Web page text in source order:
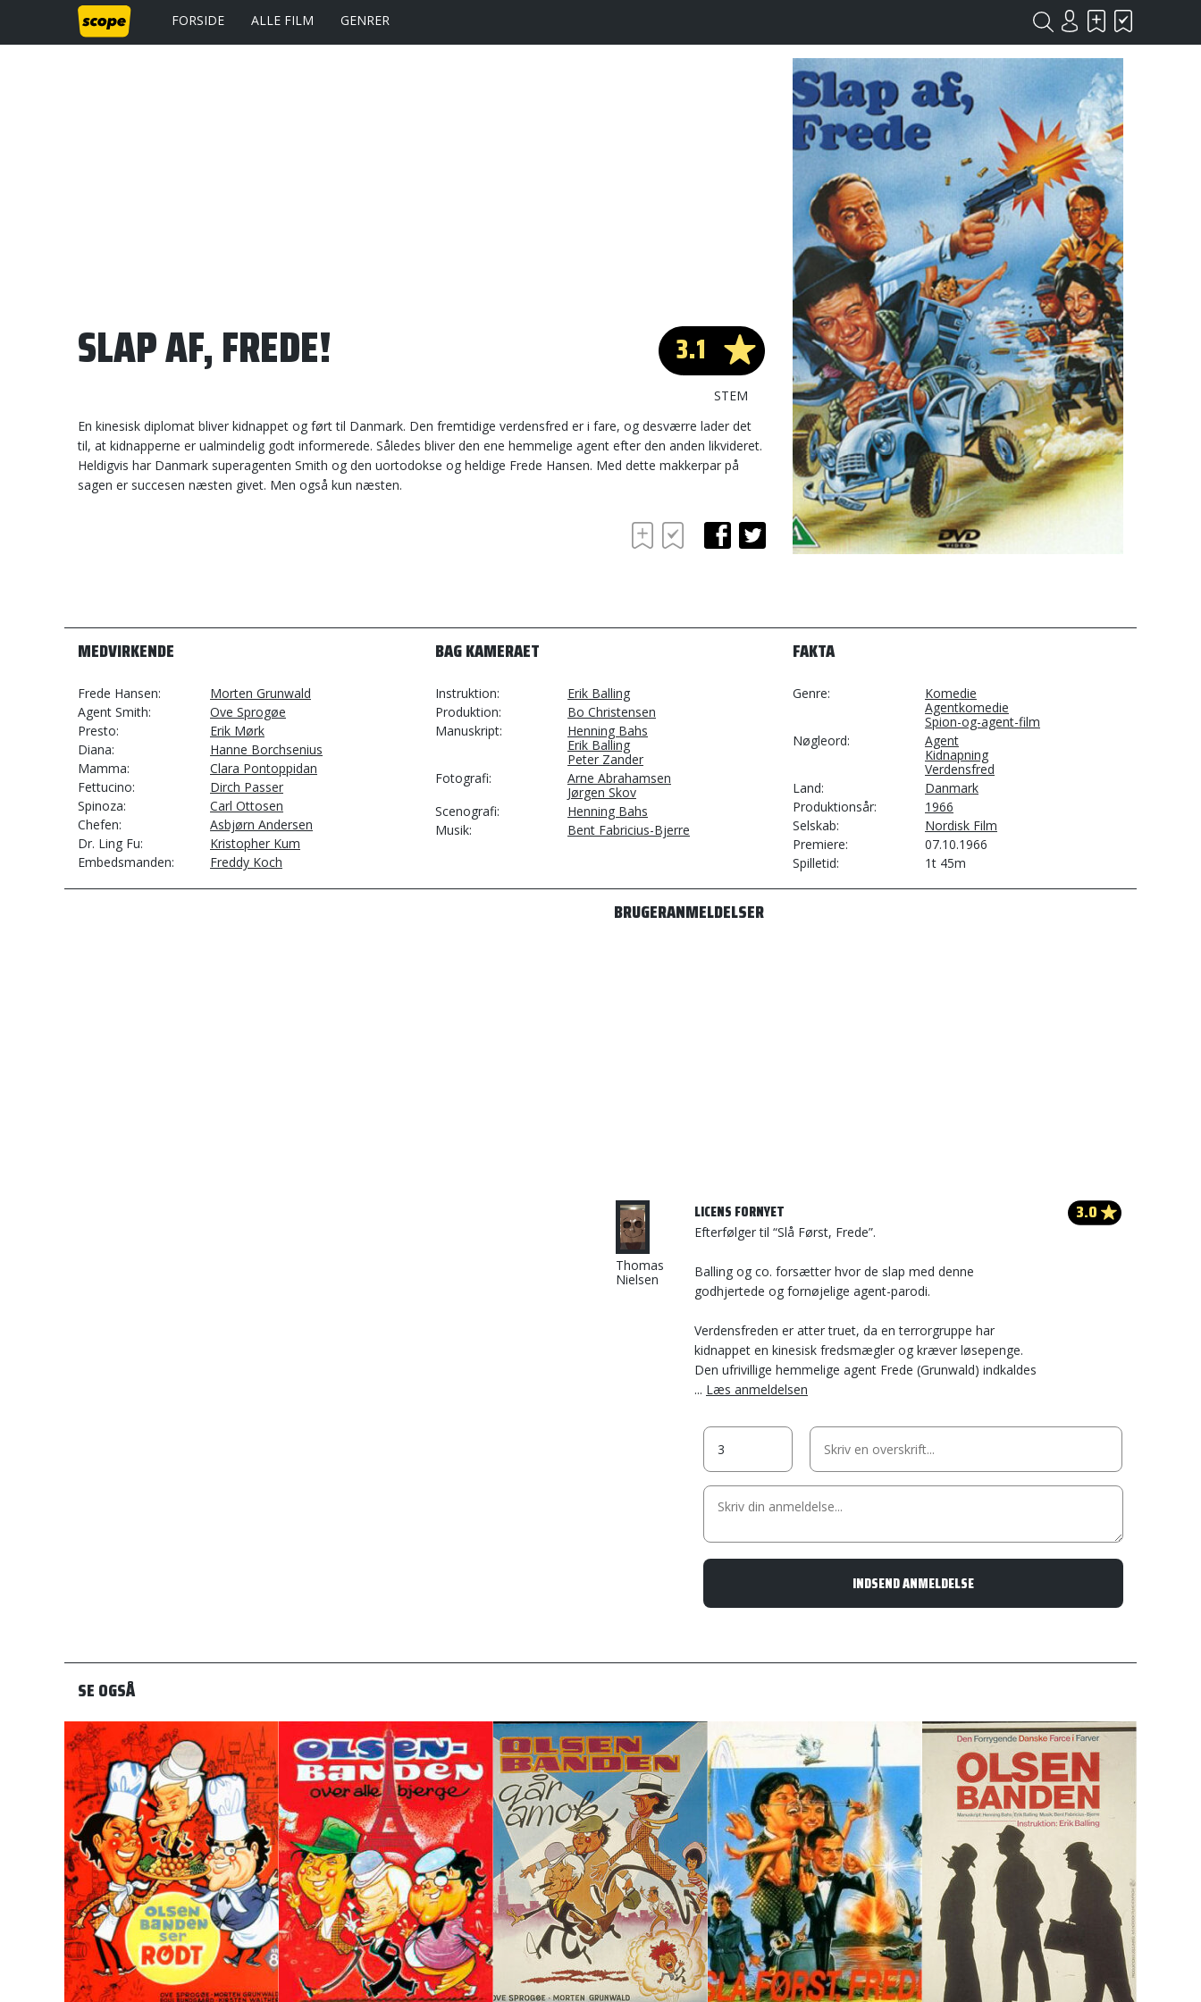
FORSIDE ALLE FILM GENRER
3.1
STEM
SLAP AF, FREDE!
En kinesisk diplomat bliver kidnappet og ført til Danmark. Den fremtidige verdensfred er i fare, og desværre lader det
til, at kidnapperne er ualmindelig godt informerede. Således bliver den ene hemmelige agent efter den anden likvideret.
Heldigvis har Danmark superagenten Smith og den uortodokse og heldige Frede Hansen. Med dette makkerpar på
sagen er succesen næsten givet. Men også kun næsten.
MEDVIRKENDE
Frede Hansen
Morten Grunwald
Agent Smith
Ove Sprogøe
Presto
Erik Mørk
Diana
Hanne Borchsenius
Mamma
Clara Pontoppidan
Fettucino
Dirch Passer
Spinoza
Carl Ottosen
Chefen
Asbjørn Andersen
Dr. Ling Fu
Kristopher Kum
Embedsmanden
Freddy Koch
BAG KAMERAET
Instruktion
Erik Balling
Produktion
Bo Christensen
Manuskript
Henning Bahs
Erik Balling
Peter Zander
Fotografi
Arne Abrahamsen
Jørgen Skov
Scenografi
Henning Bahs
Musik
Bent Fabricius-Bjerre
FAKTA
Genre
Komedie
Agentkomedie
Spion-og-agent-film
Nøgleord
Agent
Kidnapning
Verdensfred
Land
Danmark
Produktionsår
1966
Selskab
Nordisk Film
Premiere
07.10.1966
Spilletid
1t 45m
BRUGERANMELDELSER
Thomas
Nielsen
LICENS FORNYET
Efterfølger til “Slå Først, Frede”.
Balling og co. forsætter hvor de slap med denne
godhjertede og fornøjelige agent-parodi.
Verdensfreden er atter truet, da en terrorgruppe har
kidnappet en kinesisk fredsmægler og kræver løsepenge.
Den ufrivillige hemmelige agent Frede (Grunwald) indkaldes
... Læs anmeldelsen
3.0
SE OGSÅ